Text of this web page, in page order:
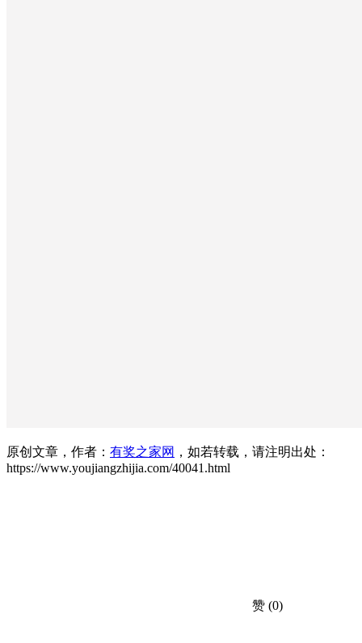
原创文章，作者： 有奖之家网 ，如若转载，请注明出处：
https://www.youjiangzhijia.com/40041.html
赞 (0)